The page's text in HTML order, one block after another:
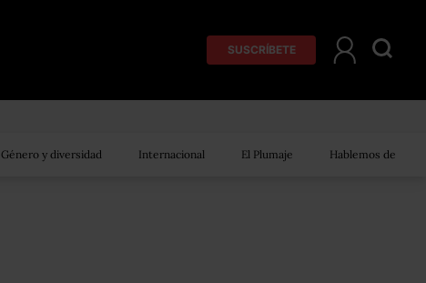
SUSCRÍBETE
Género y diversidad Internacional El Plumaje Hablemos de